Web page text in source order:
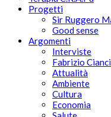
Progetti
Sir Ruggero
Good sense
Argomenti
Interviste
Fabrizio
Attualità
Ambiente
Cultura
Economia